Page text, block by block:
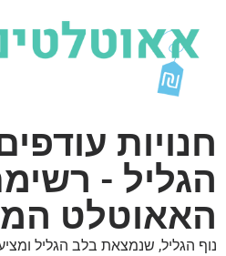
חנויות
הגליל -
האאוטלט
נוף הגליל, שנמצאת בלב הגליל